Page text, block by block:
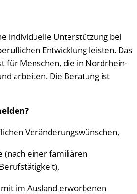
individuelle Unterstützung bei
Entwicklung leisten. Das
für Menschen, die in Nordrhein-
arbeiten. Die Beratung ist
Veränderungswünschen,
(nach einer familiären
im Ausland erworbenen